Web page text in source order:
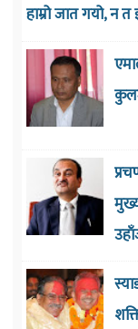
हाम्रो जात गयो, न